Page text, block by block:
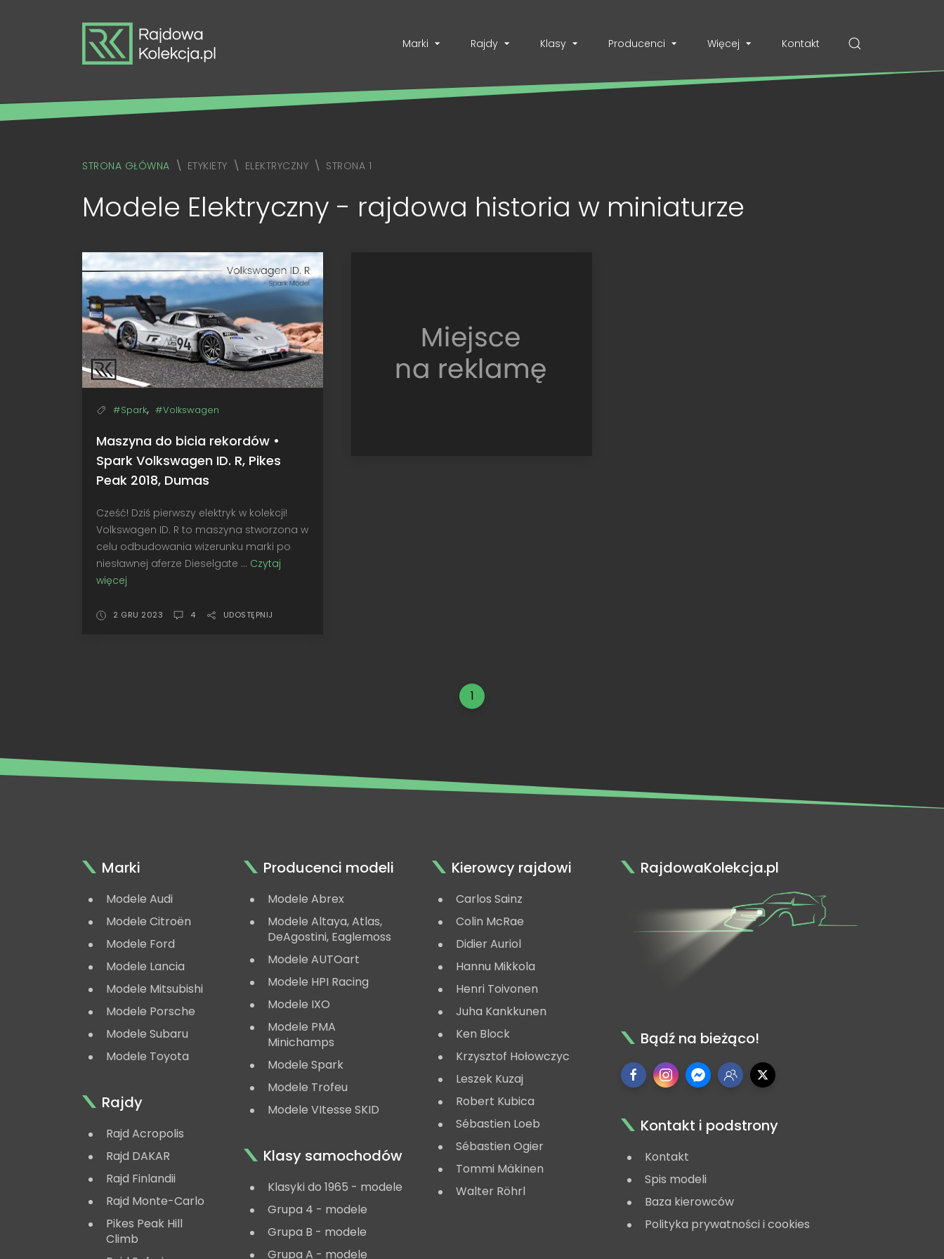
Marki Rajdy Klasy Producenci Więcej Kontakt
STRONA GŁÓWNA ETYKIETY ELEKTRYCZNY STRONA 1
Modele Elektryczny - rajdowa historia w miniaturze
#Spark, #Volkswagen
Maszyna do bicia rekordów •
Spark Volkswagen ID. R, Pikes
Peak 2018, Dumas
Cześć! Dziś pierwszy elektryk w kolekcji!
Volkswagen ID. R to maszyna stworzona w
celu odbudowania wizerunku marki po
niesławnej aferze Dieselgate ... Czytaj
więcej
bicia
2018,
Dumas
2 GRU 2023 4 UDOSTĘPNIJ
1
Marki
Modele Audi
Modele Citroën
Modele Ford
Modele Lancia
Modele Mitsubishi
Modele Porsche
Modele Subaru
Modele Toyota
Rajdy
Rajd Acropolis
Rajd DAKAR
Rajd Finlandii
Rajd Monte-Carlo
Pikes Peak Hill
Climb
Producenci modeli
Modele Abrex
Modele Altaya, Atlas,
DeAgostini, Eaglemoss
Modele AUTOart
Modele HPI Racing
Modele IXO
Modele PMA
Minichamps
Modele Spark
Modele Trofeu
Modele VItesse SKID
Klasy samochodów
Klasyki do 1965 - modele
Grupa 4 - modele
Grupa B - modele
Grupa A - modele
Kierowcy rajdowi
Carlos Sainz
Colin McRae
Didier Auriol
Hannu Mikkola
Henri Toivonen
Juha Kankkunen
Ken Block
Krzysztof Hołowczyc
Leszek Kuzaj
Robert Kubica
Sébastien Loeb
Sébastien Ogier
Tommi Mäkinen
Walter Röhrl
RajdowaKolekcja.pl
Bądź na bieżąco!
Kontakt i podstrony
Kontakt
Spis modeli
Baza kierowców
Polityka prywatności i cookies